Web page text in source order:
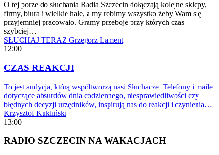
O tej porze do słuchania Radia Szczecin dołączają kolejne sklepy,
firmy, biura i wielkie hale, a my robimy wszystko żeby Wam się
przyjemniej pracowało. Gramy przeboje przy których czas
szybciej…
SŁUCHAJ TERAZ Grzegorz Lament
12:00
CZAS REAKCJI
To jest audycja, którą współtworzą nasi Słuchacze. Telefony i maile
dotyczące absurdów dnia codziennego, niesprawiedliwości czy
błędnych decyzji urzędników, inspirują nas do reakcji i czynienia…
Krzysztof Kukliński
13:00
RADIO SZCZECIN NA WAKACJACH